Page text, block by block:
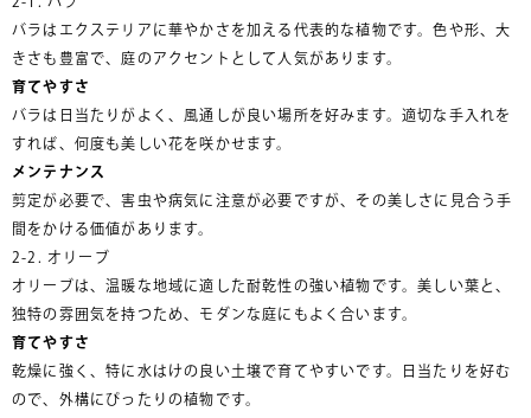
バラはエクステリアに華やかさを加える代表的な植物です。色や形、大
きさも豊富で、庭のアクセントとして人気があります。
育てやすさ
バラは日当たりがよく、風通しが良い場所を好みます。適切な手入れを
すれば、何度も美しい花を咲かせます。
メンテナンス
剪定が必要で、害虫や病気に注意が必要ですが、その美しさに見合う手
間をかける価値があります。
2-2. オリーブ
オリーブは、温暖な地域に適した耐乾性の強い植物です。美しい葉と、
独特の雰囲気を持つため、モダンな庭にもよく合います。
育てやすさ
乾燥に強く、特に水はけの良い土壌で育てやすいです。日当たりを好む
ので、外構にぴったりの植物です。